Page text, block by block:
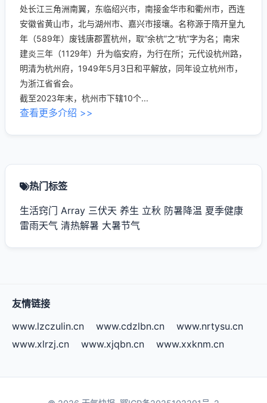
处长江三角洲南翼，东临绍兴市，南接金华市和衢州市，西连
安徽省黄山市，北与湖州市、嘉兴市接壤。名称源于隋开皇九
年（589年）废钱唐郡置杭州，取“余杭”之“杭”字为名；南宋
建炎三年（1129年）升为临安府，为行在所；元代设杭州路，
明清为杭州府，1949年5月3日和平解放，同年设立杭州市，
为浙江省省会。
截至2023年末，杭州市下辖10个...
查看更多介绍 >>
热门标签
生活窍门 Array 三伏天 养生 立秋 防暑降温 夏季健康
雷雨天气 清热解暑 大暑节气
友情链接
www.lzczulin.cn
www.cdzlbn.cn
www.nrtysu.cn
www.xlrzj.cn
www.xjqbn.cn www.xxknm.cn